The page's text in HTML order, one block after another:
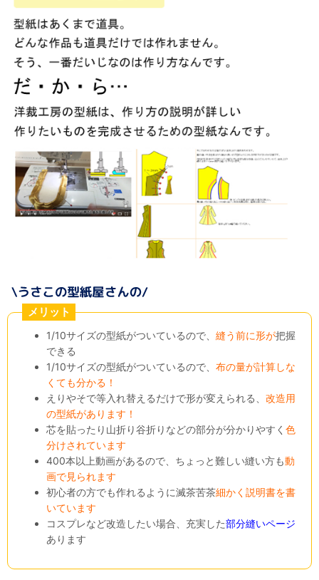
メリット
1/10サイズの型紙がついているので、縫う前に形が把握
できる
1/10サイズの型紙がついているので、布の量が計算しな
くても分かる！
えりやそで等入れ替えるだけで形が変えられる、改造用
の型紙があります！
芯を貼ったり山折り谷折りなどの部分が分かりやすく色
分けされています
400本以上動画があるので、ちょっと難しい縫い方も動
画で見られます
初心者の方でも作れるように滅茶苦茶細かく説明書を書
いています
コスプレなど改造したい場合、充実した部分縫いページ
あります